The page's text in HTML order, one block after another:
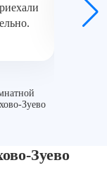
Зуево
Очень
Зуево